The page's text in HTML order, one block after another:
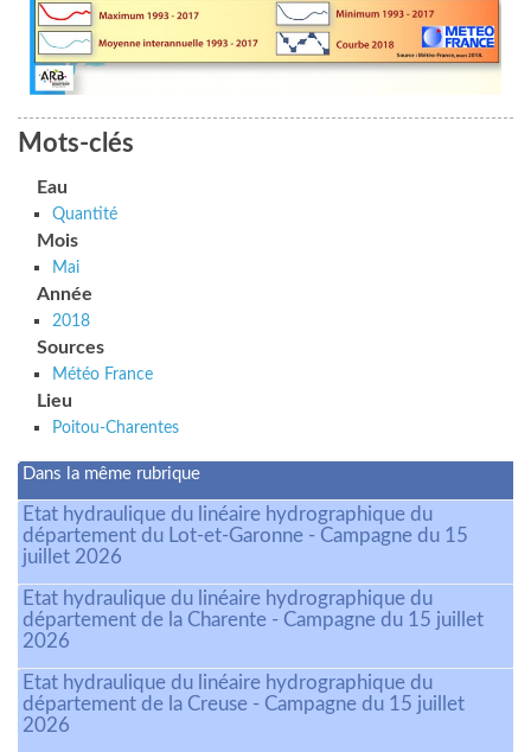
Mots-clés
Eau
Quantité
Mois
Mai
Année
2018
Sources
Météo France
Lieu
Poitou-Charentes
Dans la même rubrique
Etat hydraulique du linéaire hydrographique du
département du Lot-et-Garonne - Campagne du 15
juillet 2026
Etat hydraulique du linéaire hydrographique du
département de la Charente - Campagne du 15 juillet
2026
Etat hydraulique du linéaire hydrographique du
département de la Creuse - Campagne du 15 juillet
2026